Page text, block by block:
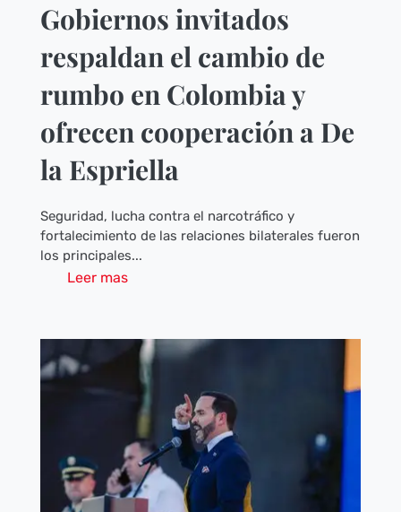
Gobiernos invitados
respaldan el cambio de
rumbo en Colombia y
ofrecen cooperación a De
la Espriella
Seguridad, lucha contra el narcotráfico y
fortalecimiento de las relaciones bilaterales fueron
los principales...
Leer mas